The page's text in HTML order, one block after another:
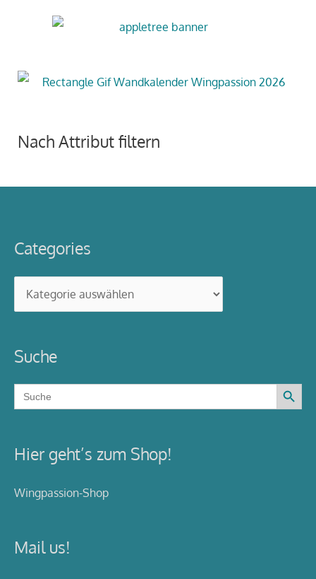
Nach Attribut filtern
Categories
Suche
Search
for:
Search Button
Hier geht’s zum Shop!
Wingpassion-Shop
Mail us!